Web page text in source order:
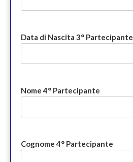
Data di Nascita 3° Partecipante
Nome 4° Partecipante
Cognome 4° Partecipante